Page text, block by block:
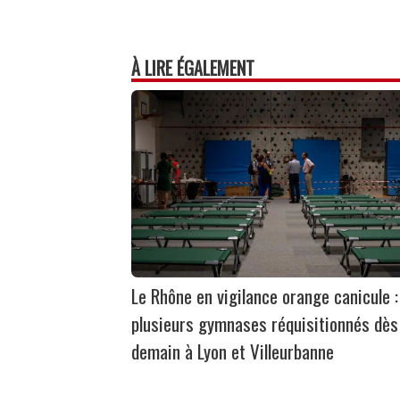
À LIRE ÉGALEMENT
Le Rhône en vigilance orange canicule :
plusieurs gymnases réquisitionnés dès
demain à Lyon et Villeurbanne